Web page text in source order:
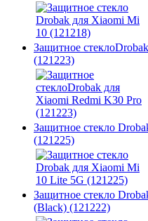
Защитное
(121223)
Защитное стекло
(121225)
Защитное стекло
(Black) (121222)